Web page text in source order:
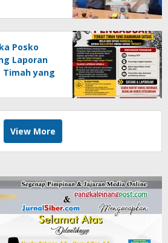
Posko
Laporan
yang
View More